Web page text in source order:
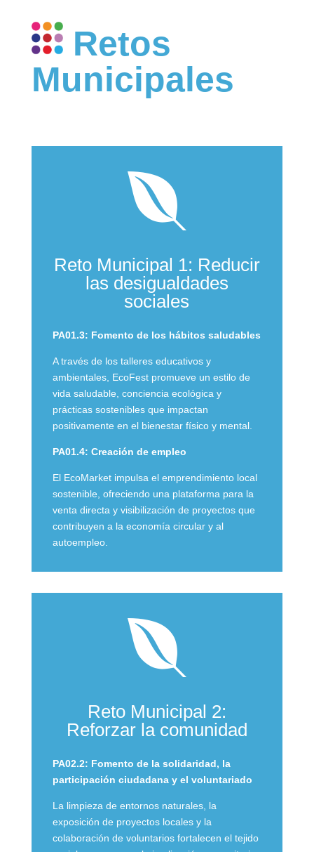
Retos
Municipales

Reto Municipal 1: Reducir
las desigualdades
sociales
PA01.3: Fomento de los hábitos saludables
A través de los talleres educativos y
ambientales, EcoFest promueve un estilo de
vida saludable, conciencia ecológica y
prácticas sostenibles que impactan
positivamente en el bienestar físico y mental.
PA01.4: Creación de empleo
El EcoMarket impulsa el emprendimiento local
sostenible, ofreciendo una plataforma para la
venta directa y visibilización de proyectos que
contribuyen a la economía circular y al
autoempleo.

Reto Municipal 2:
Reforzar la comunidad
PA02.2: Fomento de la solidaridad, la
participación ciudadana y el voluntariado
La limpieza de entornos naturales, la
exposición de proyectos locales y la
colaboración de voluntarios fortalecen el tejido